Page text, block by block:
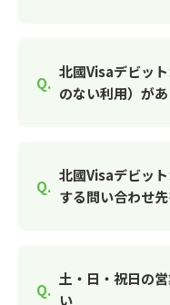
北國Visaデビッ
のない利用）が
北國Visaデビッ
する問い合わせ
土・日・祝日の
い